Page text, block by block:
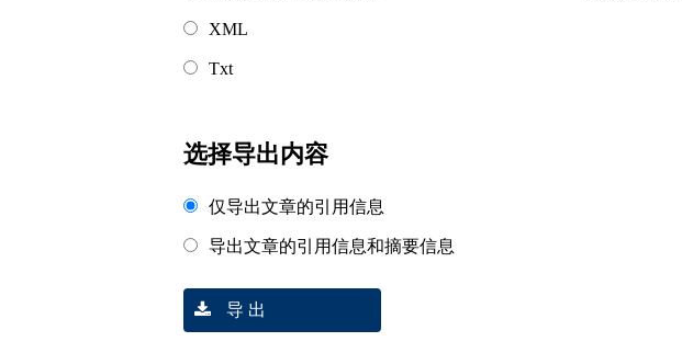
XML
Txt
选择导出内容
仅导出文章的引用信息
导出文章的引用信息和摘要信息
导 出